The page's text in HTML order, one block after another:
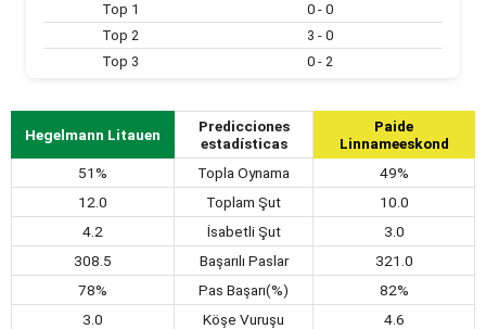
Top 1
0 - 0
Top 2
3 - 0
Top 3
0 - 2
Hegelmann Litauen
Predicciones
estadísticas
Paide
Linnameeskond
51%
Topla Oynama
49%
12.0
Toplam Şut
10.0
4.2
İsabetli Şut
3.0
308.5
Başarılı Paslar
321.0
78%
Pas Başarı(%)
82%
3.0
Köşe Vuruşu
4.6